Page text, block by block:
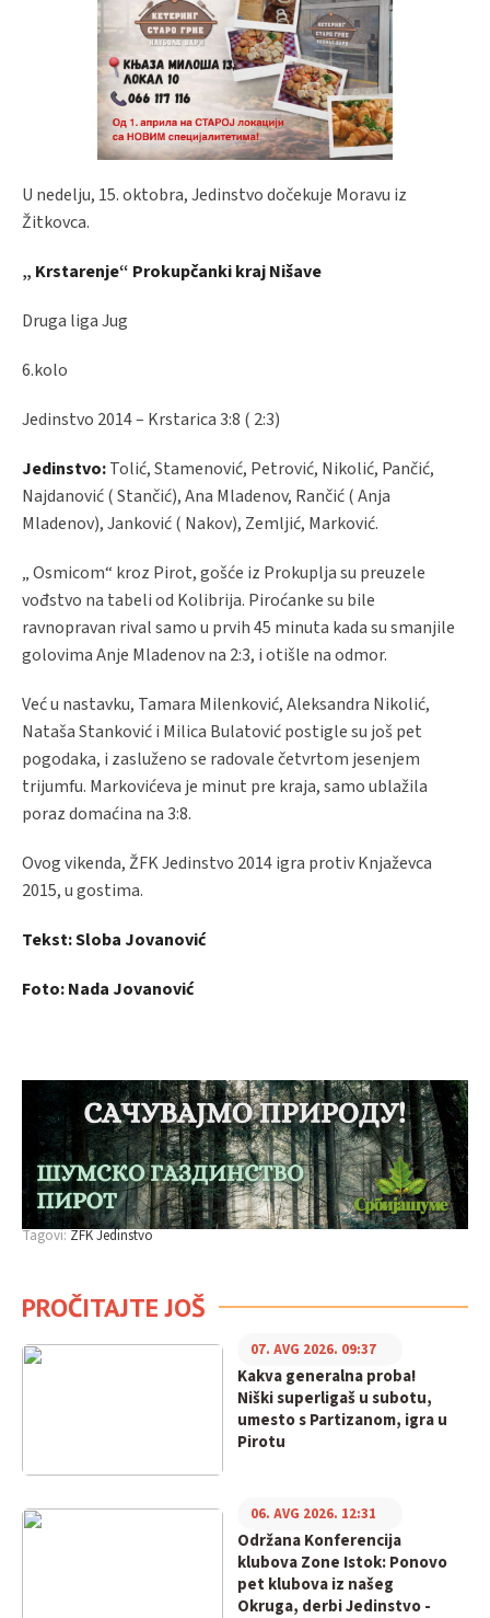
U nedelju, 15. oktobra, Jedinstvo dočekuje Moravu iz
Žitkovca.
„ Krstarenje“ Prokupčanki kraj Nišave
Druga liga Jug
6.kolo
Jedinstvo 2014 – Krstarica 3:8 ( 2:3)
Jedinstvo:Tolić, Stamenović, Petrović, Nikolić, Pančić,
Najdanović ( Stančić), Ana Mladenov, Rančić ( Anja
Mladenov), Janković ( Nakov), Zemljić, Marković.
„ Osmicom“ kroz Pirot, gošće iz Prokuplja su preuzele
vođstvo na tabeli od Kolibrija. Piroćanke su bile
ravnopravan rival samo u prvih 45 minuta kada su smanjile
golovima Anje Mladenov na 2:3, i otišle na odmor.
Već u nastavku, Tamara Milenković, Aleksandra Nikolić,
Nataša Stanković i Milica Bulatović postigle su još pet
pogodaka, i zasluženo se radovale četvrtom jesenjem
trijumfu. Markovićeva je minut pre kraja, samo ublažila
poraz domaćina na 3:8.
Ovog vikenda, ŽFK Jedinstvo 2014 igra protiv Knjaževca
2015, u gostima.
Tekst: Sloba Jovanović
Foto: Nada Jovanović
Tagovi:ZFK Jedinstvo
PROČITAJTE JOŠ
Kakva generalna proba!
Niški superligaš u subotu,
umesto s Partizanom, igra u
Pirotu
07. AVG 2026. 09:37
Održana Konferencija
klubova Zone Istok: Ponovo
pet klubova iz našeg
Okruga, derbi Jedinstvo -
06. AVG 2026. 12:31